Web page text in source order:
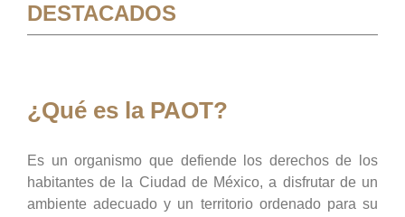
DESTACADOS
¿Qué es la PAOT?
Es un organismo que defiende los derechos de los
habitantes de la Ciudad de México, a disfrutar de un
ambiente adecuado y un territorio ordenado para su